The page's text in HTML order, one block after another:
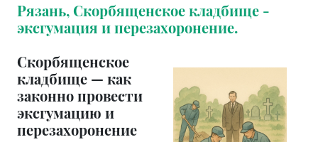
Рязань, Скорбященское кладбище -
эксгумация и перезахоронение.
Скорбященское
кладбище — как
законно провести
эксгумацию и
перезахоронение